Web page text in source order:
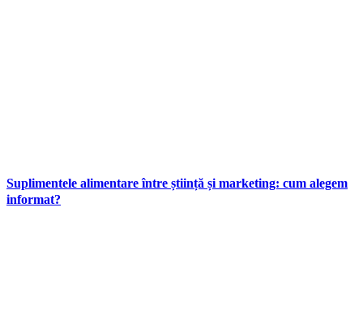
Suplimentele alimentare între știință și marketing: cum alegem
informat?